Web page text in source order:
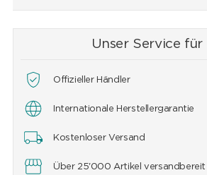
Unser Service für
Offizieller Händler
Internationale Herstellergarantie
Kostenloser Versand
Über 25'000 Artikel versandbereit